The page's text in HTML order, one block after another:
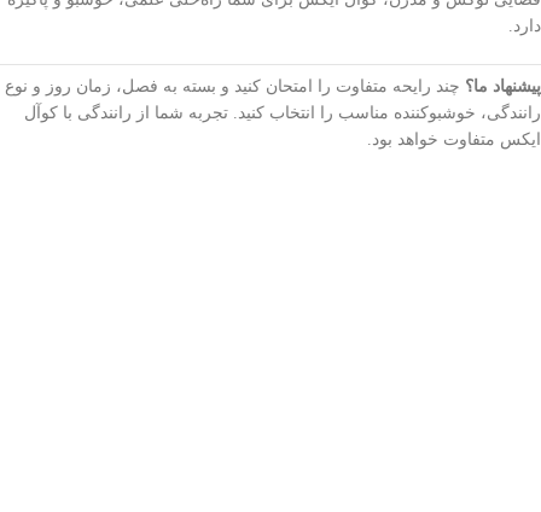
دارد.
پیشنهاد ما؟ چند رایحه متفاوت را امتحان کنید و بسته به فصل، زمان روز و نوع
رانندگی، خوشبوکننده مناسب را انتخاب کنید. تجربه شما از رانندگی با کوآل
ایکس متفاوت خواهد بود.